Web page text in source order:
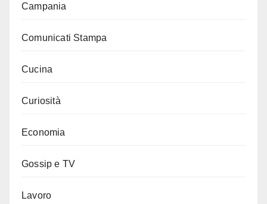
Campania
Comunicati Stampa
Cucina
Curiosità
Economia
Gossip e TV
Lavoro